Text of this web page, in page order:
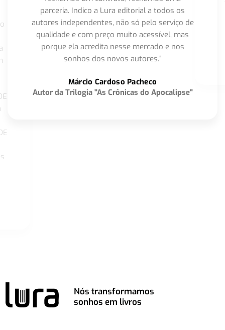
parceria. Indico a Lura editorial a todos os
autores independentes, não só pelo serviço de
qualidade e com preço muito acessível, mas
porque ela acredita nesse mercado e nos
sonhos dos novos autores.”
Márcio Cardoso Pacheco
Autor da Trilogia "As Crônicas do Apocalipse"
Nós transformamos
sonhos em livros